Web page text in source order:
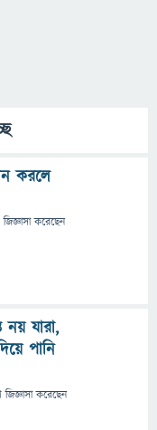
করলে
জিজ্ঞাসাকরেছেন
নয় যারা,
পানি
জিজ্ঞাসাকরেছেন